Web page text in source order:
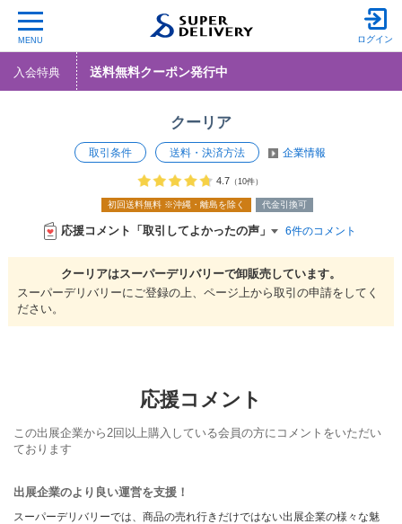
MENU ログイン
入会特典 送料無料クーポン発行中
クーリア
取引条件 送料・決済方法 企業情報
初回送料無料 ※沖縄・離島を除く 代金引換可
4.7 （10件）
応援コメント「取引してよかったの声」 6件のコメント
クーリアはスーパーデリバリーで卸販売しています。
スーパーデリバリーにご登録の上、ページ上から取引の申請をしてく
ださい。
応援コメント
この出展企業から2回以上購入している会員の方にコメントをいただい
ております
出展企業のより良い運営を支援！
スーパーデリバリーでは、商品の売れ行きだけではない出展企業の様々な魅